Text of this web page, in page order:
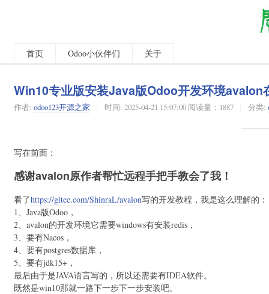
首页 Odoo小伙伴们 关于
Win10专业版安装Java版Odoo开发环境
作者:odoo123开源之家 时间:2025-04-21 15:07:00 阅读量：1887 分类:
写在前面：
感谢avalon原作者帮忙远程手把手教会了我！
看了https://gitee.com/ShinraL/avalon写的开发教程，我是这么理解的：
1、Java版Odoo，
2、avalon的开发环境它需要windows有安装redis，
3、要有Nacos，
4、要有postgres数据库，
5、要有jdk15+，
最后由于是JAVA语言写的，所以还需要有IDEA软件。
既然是win10那就一路下一步下一步安装吧。